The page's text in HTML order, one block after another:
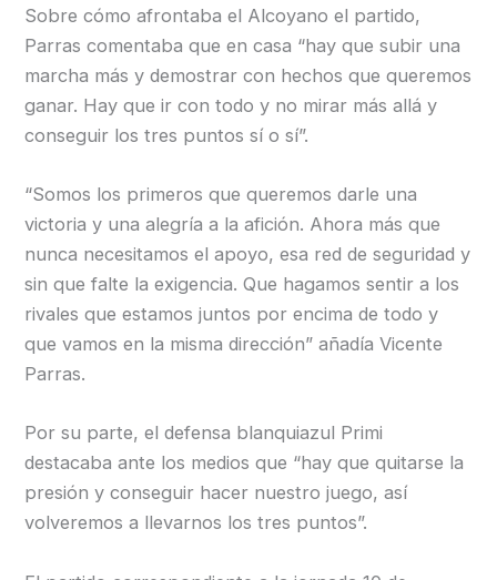
Sobre cómo afrontaba el Alcoyano el partido,
Parras comentaba que en casa “hay que subir una
marcha más y demostrar con hechos que queremos
ganar. Hay que ir con todo y no mirar más allá y
conseguir los tres puntos sí o sí”.
“Somos los primeros que queremos darle una
victoria y una alegría a la afición. Ahora más que
nunca necesitamos el apoyo, esa red de seguridad y
sin que falte la exigencia. Que hagamos sentir a los
rivales que estamos juntos por encima de todo y
que vamos en la misma dirección” añadía Vicente
Parras.
Por su parte, el defensa blanquiazul Primi
destacaba ante los medios que “hay que quitarse la
presión y conseguir hacer nuestro juego, así
volveremos a llevarnos los tres puntos”.